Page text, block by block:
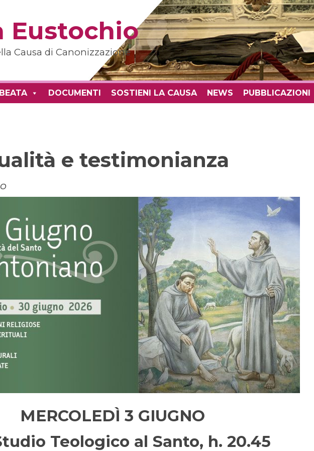
Eustochio
Causa di Canonizzazione
DOCUMENTI SOSTIENI LA CAUSA NEWS PUBBLICAZIONI
e testimonianza
MERCOLEDÌ 3 GIUGNO
Teologico al Santo, h. 20.45